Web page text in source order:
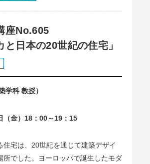
座No.605
と日本の20世紀の住宅」
学科 教授）
（金）18：00～19：15
住宅は、20世紀を通じて建築デザイ
所でした。ヨーロッパで誕生したモダ